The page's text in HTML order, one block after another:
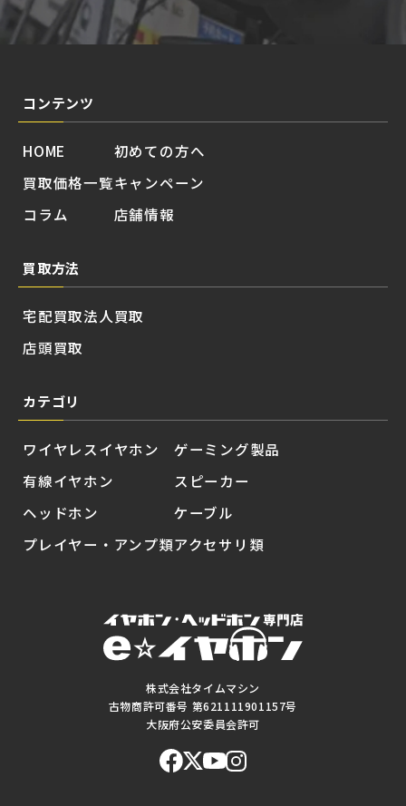
株式会社タイムマシン
古物商許可番号 第621111901157号
大阪府公安委員会許可
コンテンツ
HOME
買取価格一覧
コラム
初めての方へ
キャンペーン
店舗情報
買取方法
宅配買取
店頭買取
法人買取
カテゴリ
ワイヤレスイヤホン
有線イヤホン
ヘッドホン
プレイヤー・アンプ類
ゲーミング製品
スピーカー
ケーブル
アクセサリ類